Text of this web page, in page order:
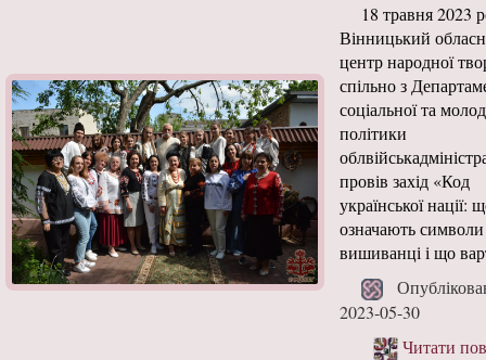
18 травня 2023
Вінницький
центр народної
спільно з
соціальної та
політики
провів захід «Код
української нації:
означають
вишиванці і що
2023-05-30
Читати